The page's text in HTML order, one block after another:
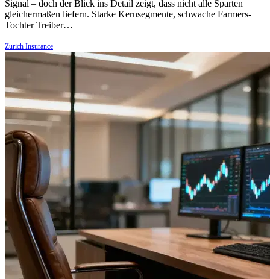
Signal – doch der Blick ins Detail zeigt, dass nicht alle Sparten
gleichermaßen liefern. Starke Kernsegmente, schwache Farmers-
Tochter Treiber…
Zurich Insurance